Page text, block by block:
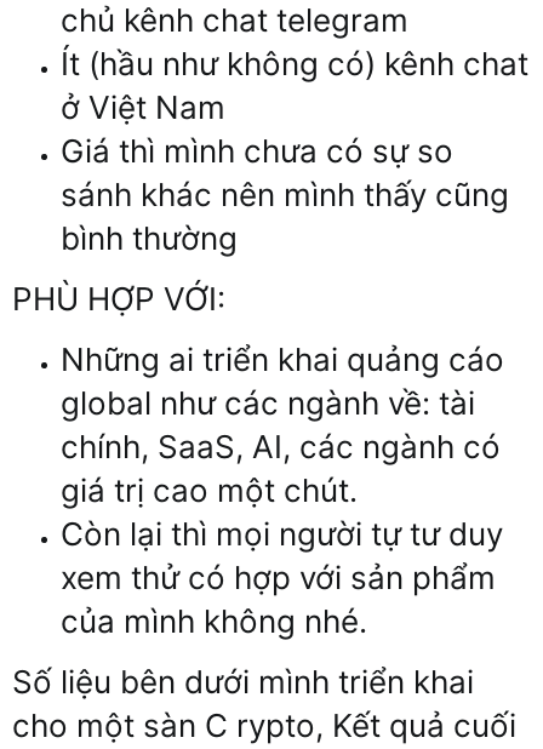
chủ kênh chat telegram
Ít (hầu như không có) kênh chat
ở Việt Nam
Giá thì mình chưa có sự so
sánh khác nên mình thấy cũng
bình thường
PHÙ HỢP VỚI:
Những ai triển khai quảng cáo
global như các ngành về: tài
chính, SaaS, AI, các ngành có
giá trị cao một chút.
Còn lại thì mọi người tự tư duy
xem thử có hợp với sản phẩm
của mình không nhé.
Số liệu bên dưới mình triển khai
cho một sàn C rypto, Kết quả cuối